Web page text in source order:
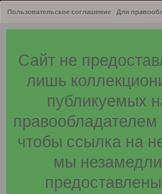
Пользовательское соглашение Для
Сайт не
лишь
публикуемых
правообладателем
чтобы ссылка на
мы